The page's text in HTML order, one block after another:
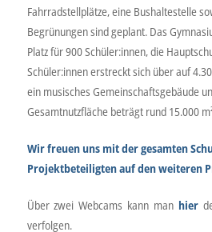
Fahrradstellplätze, eine Bushaltestelle
Begrünungen sind geplant. Das
Platz für 900 Schüler:innen, die
Schüler:innen erstreckt sich über auf
ein musisches Gemeinschaftsgebäude
Gesamtnutzfläche beträgt rund 15.000
Wir freuen uns mit der gesamten
Projektbeteiligten auf den weiteren
Über zwei Webcams kann man hier
verfolgen.